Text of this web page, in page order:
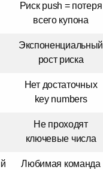
Риск push = потеря
всего купона
Экспоненциальный
рост риска
Нет достаточных
key numbers
Не проходят
ключевые числа
Любимая команда